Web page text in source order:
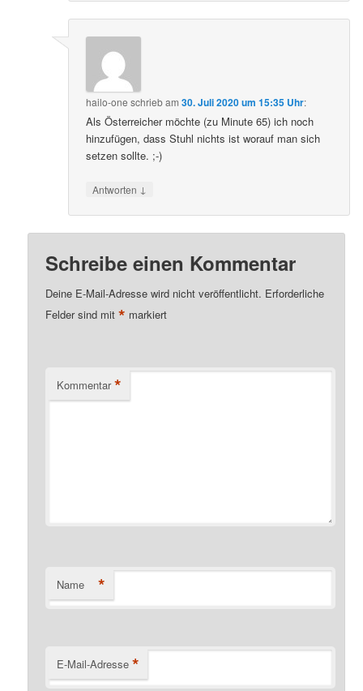
hailo-one schriebam30. Juli 2020 um 15:35 Uhr:
Als Österreicher möchte (zu Minute 65) ich noch
hinzufügen, dass Stuhl nichts ist worauf man sich
setzen sollte. ;-)
Antworten ↓
Schreibe einen Kommentar
Deine E-Mail-Adresse wird nicht veröffentlicht. Erforderliche
Felder sind mit* markiert
Kommentar *
Name *
E-Mail-Adresse *